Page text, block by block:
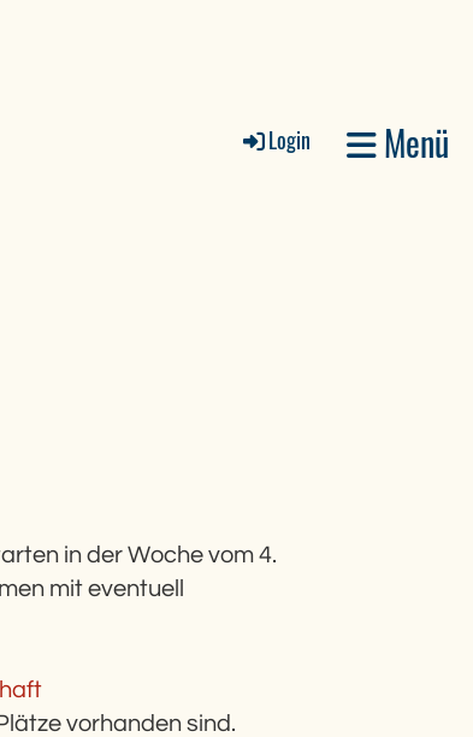
Login Menü
in der Woche vom 4.
mit eventuell
vorhanden sind.